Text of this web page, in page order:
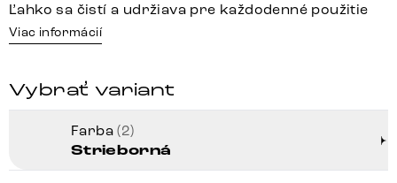
Ľahko sa čistí a udržiava pre každodenné použitie
Viac informácií
Vybrať variant
Farba(2)
Strieborná